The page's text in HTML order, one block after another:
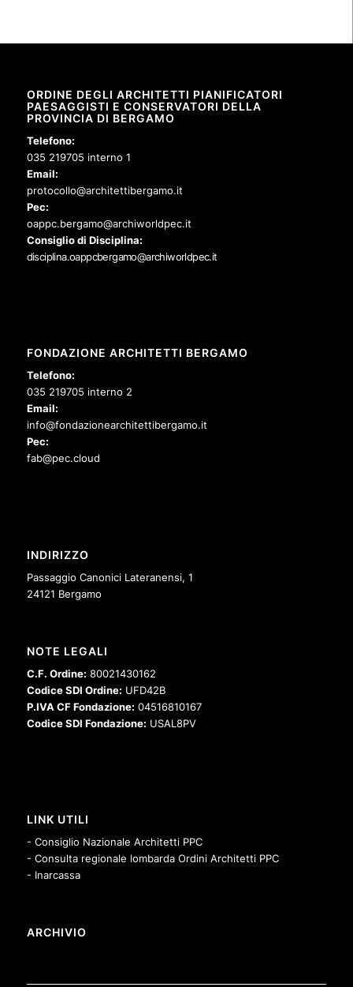
ORDINE DEGLI ARCHITETTI PIANIFICATORI
PAESAGGISTI E CONSERVATORI DELLA
PROVINCIA DI BERGAMO
Telefono:
035 219705 interno 1
Email:
protocollo@architettibergamo.it
Pec:
oappc.bergamo@archiworldpec.it
Consiglio di Disciplina:
disciplina.oappcbergamo@archiworldpec.it
FONDAZIONE ARCHITETTI BERGAMO
Telefono:
035 219705 interno 2
Email:
info@fondazionearchitettibergamo.it
Pec:
fab@pec.cloud
INDIRIZZO
Passaggio Canonici Lateranensi, 1
24121 Bergamo
NOTE LEGALI
C.F. Ordine: 80021430162
Codice SDI Ordine: UFD42B
P.IVA CF Fondazione: 04516810167
Codice SDI Fondazione: USAL8PV
LINK UTILI
- Consiglio Nazionale Architetti PPC
- Consulta regionale lombarda Ordini Architetti PPC
- Inarcassa
ARCHIVIO